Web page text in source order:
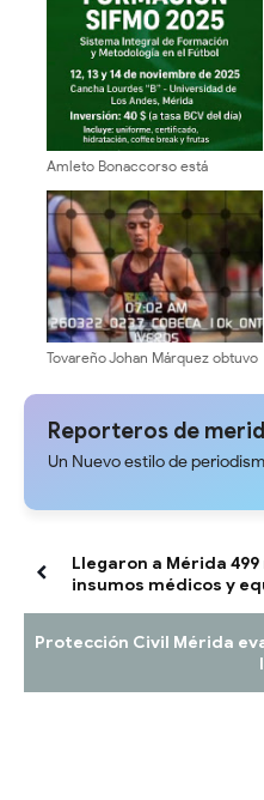
Amleto Bonaccorso está
participación en “Formación
SIFMO’2025
Tovareño Johan Márquez obtuvo
Grupo Cobeca
Reporteros de
Un Nuevo estilo de
Llegaron a Mérida
insumos médicos y
Protección Civil Mérida